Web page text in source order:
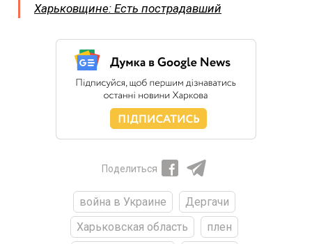
Харьковщине: Есть пострадавший
Поделиться
война в Украине
Дергачи
Харьковская область
плен